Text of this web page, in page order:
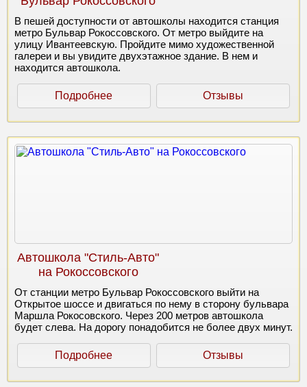
В пешей доступности от автошколы находится станция
метро Бульвар Рокоссовского. От метро выйдите на
улицу Ивантеевскую. Пройдите мимо художественной
галереи и вы увидите двухэтажное здание. В нем и
находится автошкола.
Подробнее Отзывы
Автошкола "Стиль-Авто"
на Рокоссовского
От станции метро Бульвар Рокоссовского выйти на
Открытое шоссе и двигаться по нему в сторону бульвара
Маршла Рокосовского. Через 200 метров автошкола
будет слева. На дорогу понадобится не более двух минут.
Подробнее Отзывы